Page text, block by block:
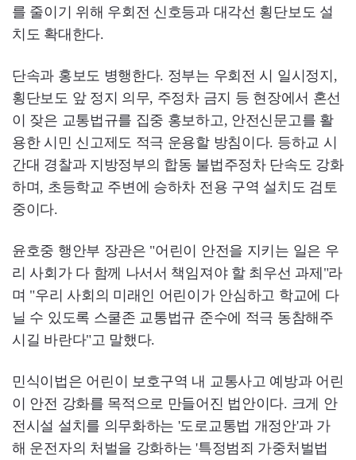
를 줄이기 위해 우회전 신호등과 대각선 횡단보도 설
치도 확대한다.
단속과 홍보도 병행한다. 정부는 우회전 시 일시정지,
횡단보도 앞 정지 의무, 주정차 금지 등 현장에서 혼선
이 잦은 교통법규를 집중 홍보하고, 안전신문고를 활
용한 시민 신고제도 적극 운용할 방침이다. 등하교 시
간대 경찰과 지방정부의 합동 불법주정차 단속도 강화
하며, 초등학교 주변에 승하차 전용 구역 설치도 검토
중이다.
윤호중 행안부 장관은 "어린이 안전을 지키는 일은 우
리 사회가 다 함께 나서서 책임져야 할 최우선 과제"라
며 "우리 사회의 미래인 어린이가 안심하고 학교에 다
닐 수 있도록 스쿨존 교통법규 준수에 적극 동참해주
시길 바란다"고 말했다.
민식이법은 어린이 보호구역 내 교통사고 예방과 어린
이 안전 강화를 목적으로 만들어진 법안이다. 크게 안
전시설 설치를 의무화하는 '도로교통법 개정안'과 가
해 운전자의 처벌을 강화하는 '특정범죄 가중처벌법